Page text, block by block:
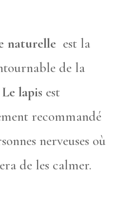
naturelle est la
de la
lapis est
recommandé
nerveuses où
de les calmer.